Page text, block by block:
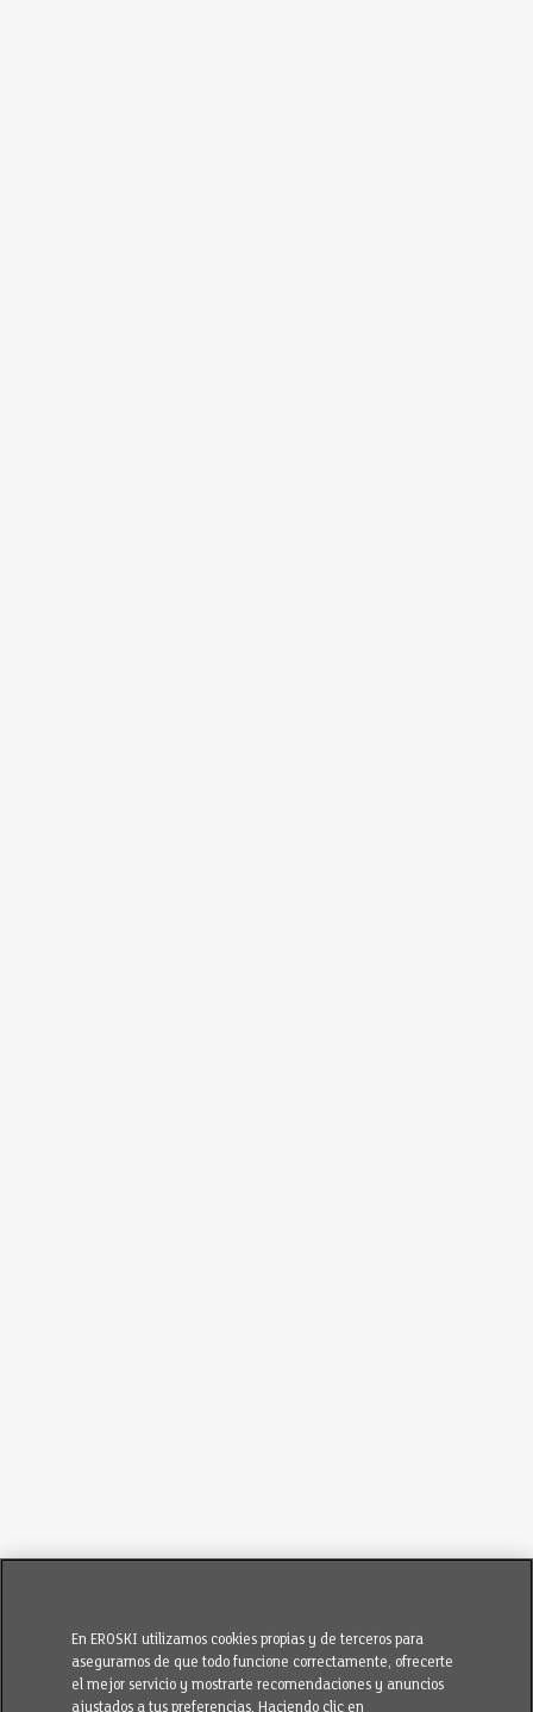
En EROSKI utilizamos cookies propias y de terceros para
asegurarnos de que todo funcione correctamente, ofrecerte
el mejor servicio y mostrarte recomendaciones y anuncios
ajustados a tus preferencias. Haciendo clic en